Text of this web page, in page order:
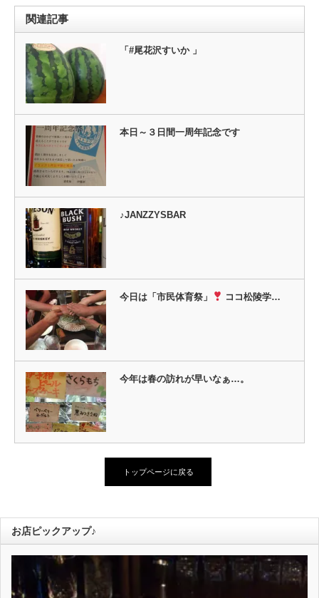
ド
ウ
で
開
き
ま
す)
さ
し
ウ
ィ
ン
ド
ウ
で
開
ま
す)
関連記事
「#尾花沢すいか 」
本日～３日間一周年記念です
♪JANZZYSBAR
今日は「市民体育祭」 ココ松陵学…
今年は春の訪れが早いなぁ…。
トップページに戻る
お店ピックアップ♪